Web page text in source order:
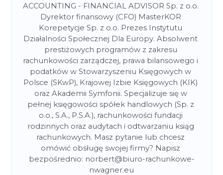
ACCOUNTING - FINANCIAL ADVISOR Sp. z o.o.
Dyrektor finansowy (CFO) MasterKOR
Korepetycje Sp. z o.o. Prezes Instytutu
Działalności Społecznej Dla Europy. Absolwent
prestiżowych programów z zakresu
rachunkowości zarządczej, prawa bilansowego i
podatków w Stowarzyszeniu Księgowych w
Polsce (SKwP), Krajowej Izbie Księgowych (KIK)
oraz Akademii Symfonii. Specjalizuje się w
pełnej księgowości spółek handlowych (Sp. z
o.o., S.A., P.S.A.), rachunkowości fundacji
rodzinnych oraz audytach i odtwarzaniu ksiąg
rachunkowych. Masz pytanie lub chcesz
omówić obsługę swojej firmy? Napisz
bezpośrednio: norbert@biuro-rachunkowe-
nwagner.eu